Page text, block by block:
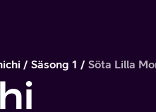
Säsong 1 Söta Lilla